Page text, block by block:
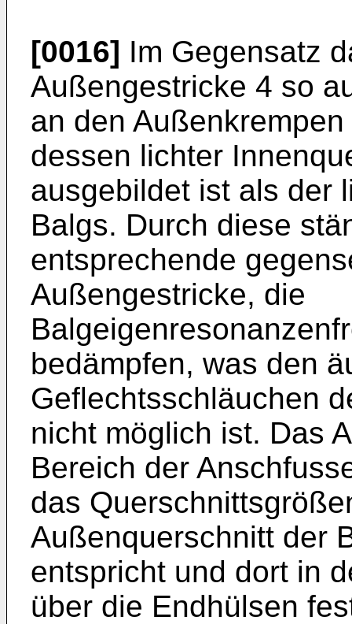
[0016] Im Gegensatz
Außengestricke 4 so
an den
dessen lichter
ausgebildet ist als der
Balgs. Durch diese
entsprechende
Außengestricke, die
bedämpfen, was den
Geflechtsschläuchen
nicht möglich ist. Das
Bereich der
das
Außenquerschnitt der
entspricht und dort in
über die Endhülsen